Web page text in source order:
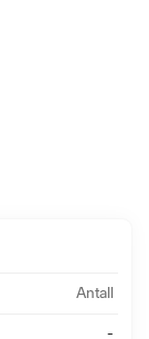
Antall
-